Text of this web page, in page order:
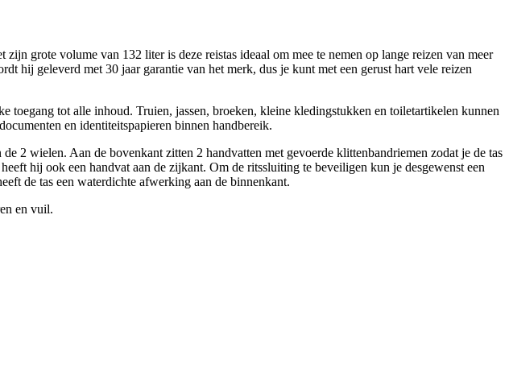
grote volume van 132 liter is deze reistas ideaal om mee te nemen op lange reizen van meer
hij geleverd met 30 jaar garantie van het merk, dus je kunt met een gerust hart vele reizen
tot alle inhoud. Truien, jassen, broeken, kleine kledingstukken en toiletartikelen kunnen
en identiteitspapieren binnen handbereik.
2 wielen. Aan de bovenkant zitten 2 handvatten met gevoerde klittenbandriemen zodat je de tas
hij ook een handvat aan de zijkant. Om de ritssluiting te beveiligen kun je desgewenst een
de tas een waterdichte afwerking aan de binnenkant.
en vuil.